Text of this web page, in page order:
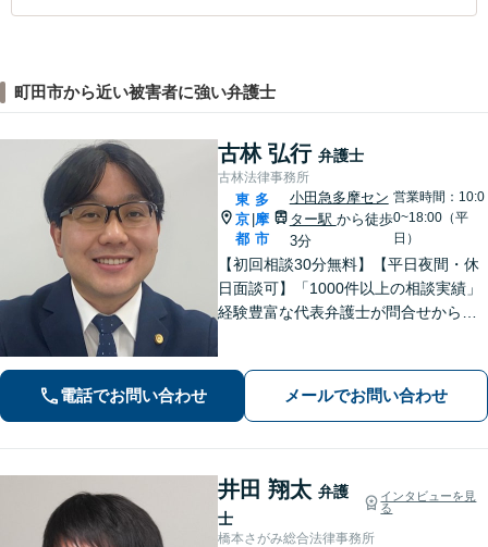
町田市から近い被害者に強い弁護士
古林 弘行 弁護士
古林法律事務所
東
京
都
|
多
摩
市
小田急多摩セン
ター駅 から徒歩
3分
営業時間：10:0
0~18:00（平
日）
【初回相談30分無料】【平日夜間・休
日面談可】「1000件以上の相談実績」
経験豊富な代表弁護士が問合せから解
かせください。ベストな解決に向けて
尽力【明瞭な料金体系】【休日・夜間
電話でお問い合わせ メールでお問い合わせ
井田 翔太 弁護
士
インタビューを見
る
橋本さがみ総合法律事務所